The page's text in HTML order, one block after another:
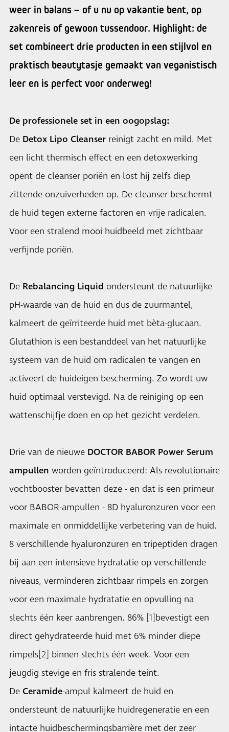
weer in balans – of u nu op vakantie bent, op
zakenreis of gewoon tussendoor. Highlight: de
set combineert drie producten in een stijlvol en
praktisch beautytasje gemaakt van veganistisch
leer en is perfect voor onderweg!
De professionele set in een oogopslag:
De Detox Lipo Cleanser reinigt zacht en mild. Met
een licht thermisch effect en een detoxwerking
opent de cleanser poriën en lost hij zelfs diep
zittende onzuiverheden op. De cleanser beschermt
de huid tegen externe factoren en vrije radicalen.
Voor een stralend mooi huidbeeld met zichtbaar
verfijnde poriën.
De Rebalancing Liquid ondersteunt de natuurlijke
pH-waarde van de huid en dus de zuurmantel,
kalmeert de geïrriteerde huid met bèta-glucaan.
Glutathion is een bestanddeel van het natuurlijke
systeem van de huid om radicalen te vangen en
activeert de huideigen bescherming. Zo wordt uw
huid optimaal verstevigd. Na de reiniging op een
wattenschijfje doen en op het gezicht verdelen.
Drie van de nieuwe DOCTOR BABOR Power Serum
ampullen worden geïntroduceerd: Als revolutionaire
vochtbooster bevatten deze - en dat is een primeur
voor BABOR-ampullen - 8D hyaluronzuren voor een
maximale en onmiddellijke verbetering van de huid.
8 verschillende hyaluronzuren en tripeptiden dragen
bij aan een intensieve hydratatie op verschillende
niveaus, verminderen zichtbaar rimpels en zorgen
voor een maximale hydratatie en opvulling na
slechts één keer aanbrengen. 86% [1] bevestigt een
direct gehydrateerde huid met 6% minder diepe
rimpels [2] binnen slechts één week. Voor een
jeugdig stevige en fris stralende teint.
De Ceramide-ampul kalmeert de huid en
ondersteunt de natuurlijke huidregeneratie en een
intacte huidbeschermingsbarrière met der zeer